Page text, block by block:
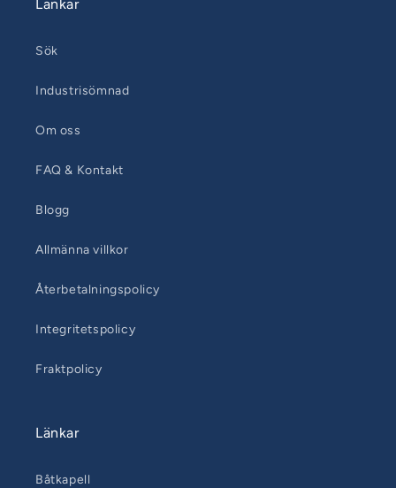
Länkar
Sök
Industrisömnad
Om oss
FAQ & Kontakt
Blogg
Allmänna villkor
Återbetalningspolicy
Integritetspolicy
Fraktpolicy
Länkar
Båtkapell